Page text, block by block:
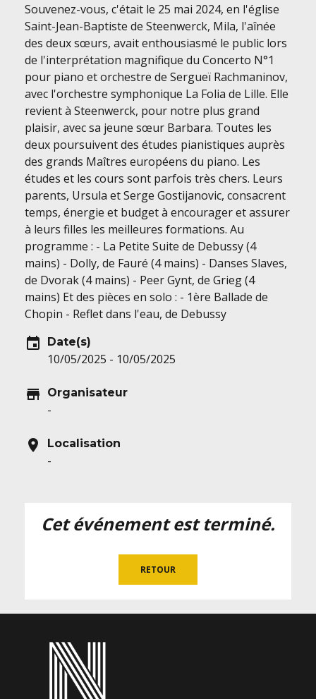
Souvenez-vous, c'était le 25 mai 2024, en l'église
Saint-Jean-Baptiste de Steenwerck, Mila, l'aînée
des deux sœurs, avait enthousiasmé le public lors
de l'interprétation magnifique du Concerto N°1
pour piano et orchestre de Sergueï Rachmaninov,
avec l'orchestre symphonique La Folia de Lille. Elle
revient à Steenwerck, pour notre plus grand
plaisir, avec sa jeune sœur Barbara. Toutes les
deux poursuivent des études pianistiques auprès
des grands Maîtres européens du piano. Les
études et les cours sont parfois très chers. Leurs
parents, Ursula et Serge Gostijanovic, consacrent
temps, énergie et budget à encourager et assurer
à leurs filles les meilleures formations. Au
programme : - La Petite Suite de Debussy (4
mains) - Dolly, de Fauré (4 mains) - Danses Slaves,
de Dvorak (4 mains) - Peer Gynt, de Grieg (4
mains) Et des pièces en solo : - 1ère Ballade de
Chopin - Reflet dans l'eau, de Debussy
event Date(s)
10/05/2025 - 10/05/2025
store Organisateur
-
location_on Localisation
-
Cet événement est terminé.
RETOUR